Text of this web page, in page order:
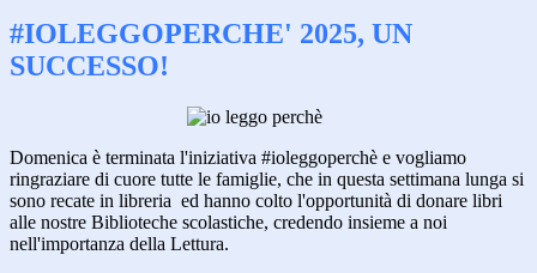
#IOLEGGOPERCHE' 2025, UN
SUCCESSO!
Domenica è terminata l'iniziativa #ioleggoperchè e vogliamo
ringraziare di cuore tutte le famiglie, che in questa settimana lunga si
sono recate in libreria ed hanno colto l'opportunità di donare libri
alle nostre Biblioteche scolastiche, credendo insieme a noi
nell'importanza della Lettura.